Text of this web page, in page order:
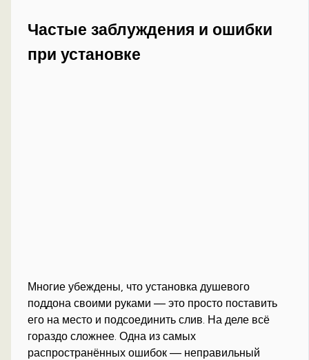
Частые заблуждения и ошибки
при установке
Многие убеждены, что установка душевого
поддона своими руками — это просто поставить
его на место и подсоединить слив. На деле всё
гораздо сложнее. Одна из самых
распространённых ошибок — неправильный